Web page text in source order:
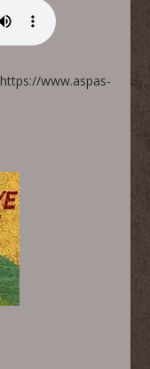
https://www.aspas-